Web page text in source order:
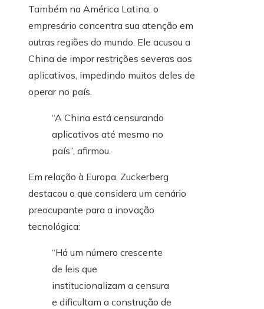
Também na América Latina, o
empresário concentra sua atenção em
outras regiões do mundo. Ele acusou a
China de impor restrições severas aos
aplicativos, impedindo muitos deles de
operar no país.
“A China está censurando
aplicativos até mesmo no
país”, afirmou.
Em relação à Europa, Zuckerberg
destacou o que considera um cenário
preocupante para a inovação
tecnológica:
“Há um número crescente
de leis que
institucionalizam a censura
e dificultam a construção de